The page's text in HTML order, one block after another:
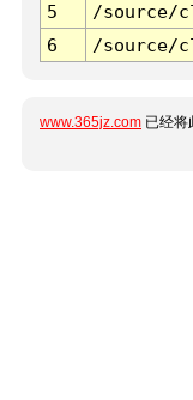
5
/source/
6
/source/
www.365jz.com 已经将